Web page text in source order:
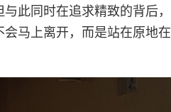
此同时在追求精致的背后
马上离开，而是站在原地